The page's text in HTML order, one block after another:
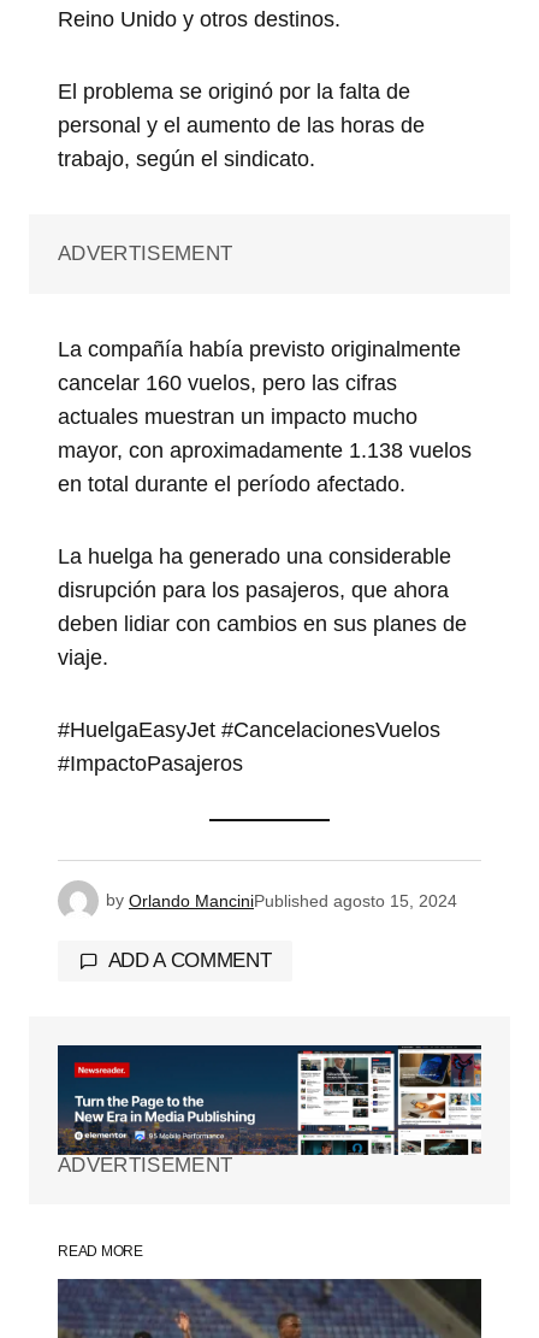
Reino Unido y otros destinos.
El problema se originó por la falta de
personal y el aumento de las horas de
trabajo, según el sindicato.
ADVERTISEMENT
La compañía había previsto originalmente
cancelar 160 vuelos, pero las cifras
actuales muestran un impacto mucho
mayor, con aproximadamente 1.138 vuelos
en total durante el período afectado.
La huelga ha generado una considerable
disrupción para los pasajeros, que ahora
deben lidiar con cambios en sus planes de
viaje.
#HuelgaEasyJet #CancelacionesVuelos
#ImpactoPasajeros
by Orlando ManciniPublished agosto 15, 2024
ADD A COMMENT
Tu dirección de correo electrónico no será
Los campos obligatorios están
marcados con*
Your Name*
ADVERTISEMENT
READ MORE